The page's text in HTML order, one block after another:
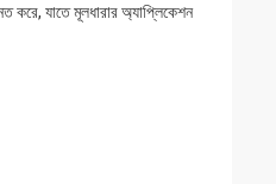
করে, যাতে মূলধারার অ্যাপ্লিকেশন